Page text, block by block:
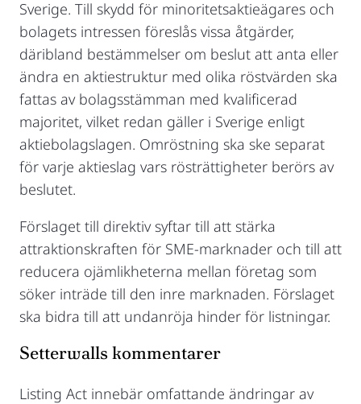
Sverige. Till skydd för minoritetsaktieägares och
bolagets intressen föreslås vissa åtgärder,
däribland bestämmelser om beslut att anta eller
ändra en aktiestruktur med olika röstvärden ska
fattas av bolagsstämman med kvalificerad
majoritet, vilket redan gäller i Sverige enligt
aktiebolagslagen. Omröstning ska ske separat
för varje aktieslag vars rösträttigheter berörs av
beslutet.
Förslaget till direktiv syftar till att stärka
attraktionskraften för SME-marknader och till att
reducera ojämlikheterna mellan företag som
söker inträde till den inre marknaden. Förslaget
ska bidra till att undanröja hinder för listningar.
Setterwalls kommentarer
Listing Act innebär omfattande ändringar av